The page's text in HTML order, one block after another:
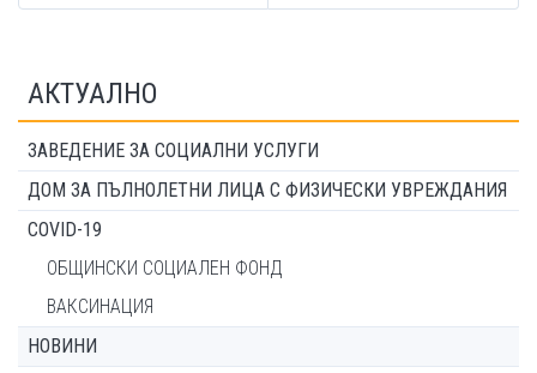
АКТУАЛНО
ЗАВЕДЕНИЕ ЗА СОЦИАЛНИ УСЛУГИ
ДОМ ЗА ПЪЛНОЛЕТНИ ЛИЦА С ФИЗИЧЕСКИ УВРЕЖДАНИЯ
COVID-19
ОБЩИНСКИ СОЦИАЛЕН ФОНД
ВАКСИНАЦИЯ
НОВИНИ